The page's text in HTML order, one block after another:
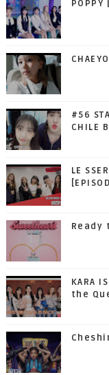
#56
CHILE
LE
KARA
the